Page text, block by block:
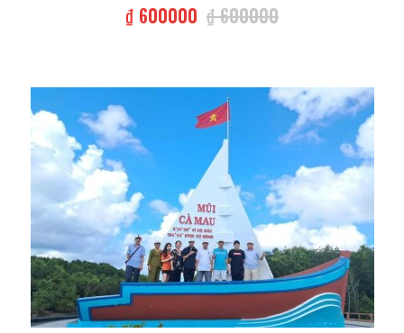
₫ 600000 ₫ 600000